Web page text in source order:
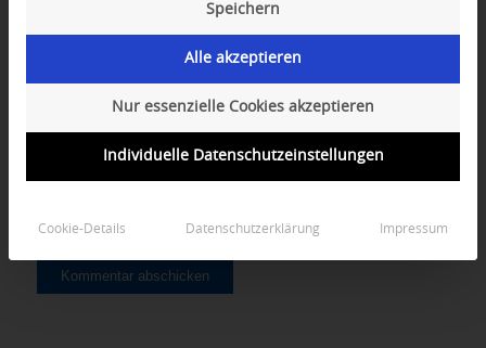
Speichern
Alle akzeptieren
Nur essenzielle Cookies akzeptieren
Individuelle Datenschutzeinstellungen
Cookie-Details Datenschutzerklärung Impressum